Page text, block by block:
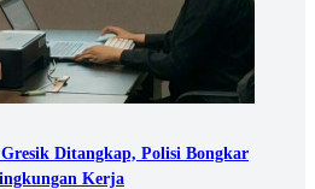
Ditangkap, Polisi Bongkar
Kerja